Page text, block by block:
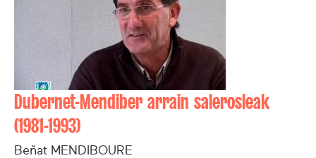
Dubernet-Mendiber arrain salerosleak
(1981-1993)
Beñat MENDIBOURE